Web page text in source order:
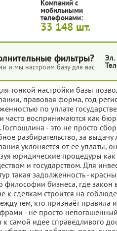
Компаний с
мобильными
телефонами:
33 148 шт.
фильтры?
и мы настроим базу для вас
Эл.
тонкой настройки базы
правовая форма, год
по уплате
часто воспринимаются как
- это не просто
разбирательство, за
уклоняется от её уплаты,
юридические процедуры
и государством. Для
такая задолженность -
философии бизнеса, где закон
к сделкам строится на
тем, кто признаёт правила
- не просто
самой идее справедливого